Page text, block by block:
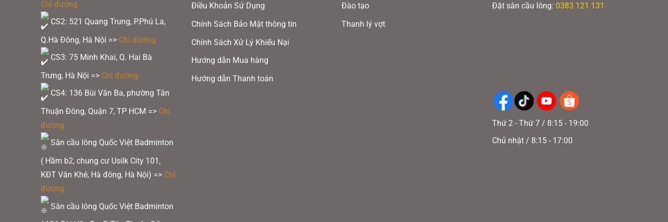
Chỉ đường
CS2: 521 Quang Trung, P.Phú La,
Q.Hà Đông, Hà Nội => Chỉ đường
CS3: 75 Minh Khai, Q. Hai Bà
Trưng, Hà Nội => Chỉ đường
CS4: 136 Bùi Văn Ba, phường Tân
Thuận Đông, Quận 7, TP HCM => Chỉ
đường
Sân cầu lông Quốc Việt Badminton
( Hầm b2, chung cư Usilk City 101,
KĐT Văn Khê, Hà đông, Hà Nội) => Chỉ
đường
Sân cầu lông Quốc Việt Badminton
Điều Khoản Sử Dụng
Chính Sách Bảo Mật thông tin
Chính Sách Xử Lý Khiếu Nại
Hướng dẫn Mua hàng
Hướng dẫn Thanh toán
Đào tạo
Thanh lý vợt
Đặt sân cầu lông: 0383 121 131
Thứ 2 - Thứ 7 / 8:15 - 19:00
Chủ nhật / 8:15 - 17:00